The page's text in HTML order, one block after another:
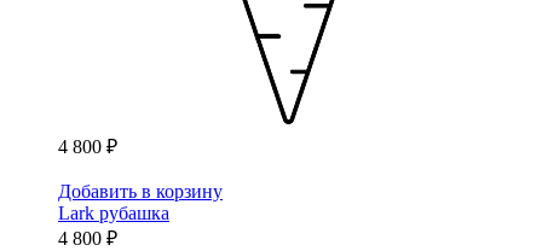
4 800 ₽
Добавить в корзину
Lark рубашка
4 800 ₽